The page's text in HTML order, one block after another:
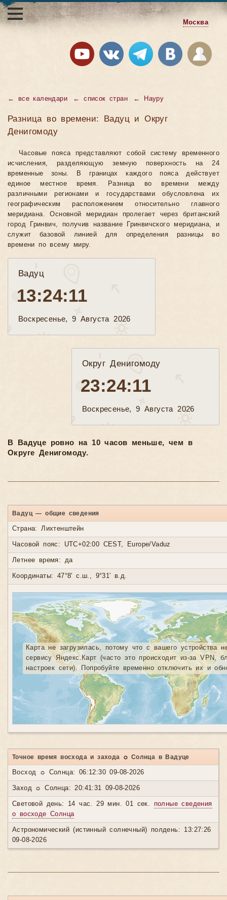
Москва
← все календари ←список стран ← Науру
Разница во времени: Вадуц и Округ
Денигомоду
Часовые пояса представляют собой систему временного
исчисления, разделяющую земную поверхность на 24
временные зоны. В границах каждого пояса действует
единое местное время. Разница во времени между
различными регионами и государствами обусловлена их
географическим расположением относительно главного
меридиана. Основной меридиан пролегает через британский
город Гринвич, получив название Гринвичского меридиана, и
служит базовой линией для определения разницы во
времени по всему миру.
Вадуц
13:24:13
Воскресенье, 9 Августа 2026
Округ Денигомоду
23:24:13
Воскресенье, 9 Августа 2026
В Вадуце ровно на 10 часов меньше, чем в
Округе Денигомоду.
Вадуц — общие сведения
Страна: Лихтенштейн
Часовой пояс: UTC+02:00 CEST, Europe/Vaduz
Летнее время: да
Координаты: 47°8′ с.ш., 9°31′ в.д.
Карта не загрузилась, потому что с вашего устройства
сервису Яндекс.Карт (часто это происходит из-за VPN,
настроек сети). Попробуйте временно отключить их и
Точное время восхода и захода ☼ Солнца в Вадуце
Восход ☼ Солнца: 06:12:30 09-08-2026
Заход ☼ Солнца: 20:41:31 09-08-2026
Световой день: 14 час. 29 мин. 01 сек. полные сведения
о восходе Солнца
Астрономический (истинный солнечный) полдень: 13:27:26
09-08-2026